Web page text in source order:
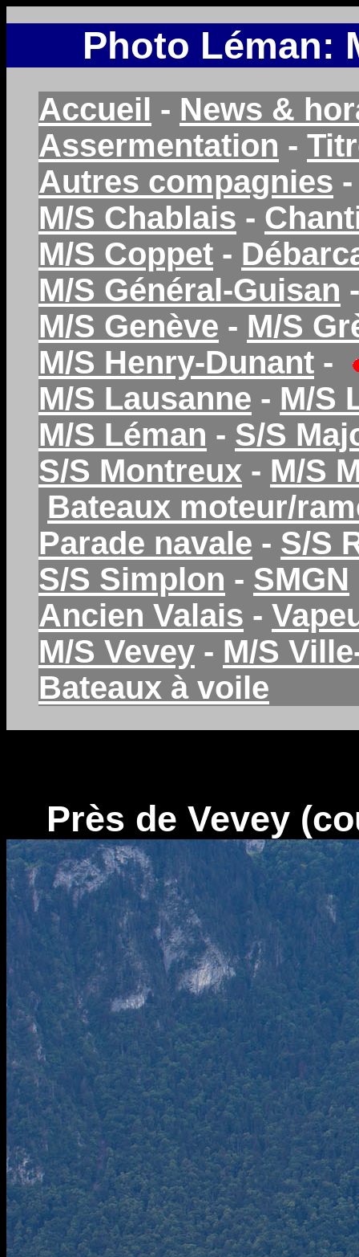
Photo Léman:
Accueil - News &
Assermentation -
Autres compagnies
M/S Chablais -
M/S Coppet -
M/S Général-Guisan
M/S Genève - M/S
M/S Henry-Dunant -
M/S Lausanne - M/S
M/S Léman - S/S
S/S Montreux - M/S
Bateaux moteur/
Parade navale - S/S
S/S Simplon - SMGN
Ancien Valais -
M/S Vevey - M/S
Bateaux à voile
Près de Vevey